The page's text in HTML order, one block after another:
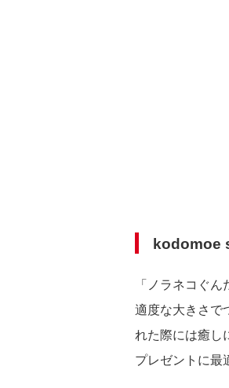
kodomoe
「ノラネコぐ
適度な大きさで
れた際には癒し
プレゼントに最